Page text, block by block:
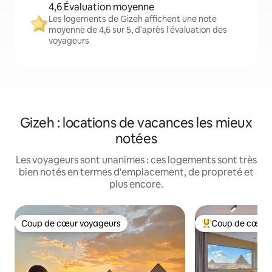
4,6 Évaluation moyenne
Les logements de Gizeh affichent une note
moyenne de 4,6 sur 5, d'après l'évaluation des
voyageurs
Gizeh : locations de vacances les mieux
notées
Les voyageurs sont unanimes : ces logements sont très
bien notés en termes d'emplacement, de propreté et
plus encore.
Coup de cœur voyageurs
Coup de cœur voyageurs Coups de cœur
Coup de cœur